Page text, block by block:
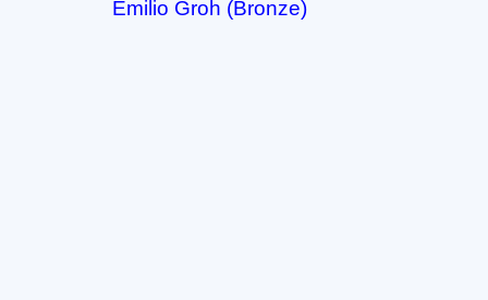
Emilio Groh (Bronze)